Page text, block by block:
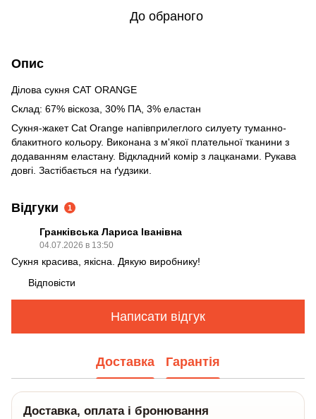
До обраного
Опис
Ділова сукня CAT ORANGE
Склад: 67% віскоза, 30% ПА, 3% еластан
Сукня-жакет Cat Orange напівприлеглого силуету туманно-
блакитного кольору. Виконана з м'якої плательної тканини з
додаванням еластану. Відкладний комір з лацканами. Рукава
довгі. Застібається на ґудзики.
Відгуки 1
Гранківська Лариса Іванівна
04.07.2026 в 13:50
Сукня красива, якісна. Дякую виробнику!
Відповісти
Написати відгук
Доставка Гарантія
Доставка, оплата і бронювання